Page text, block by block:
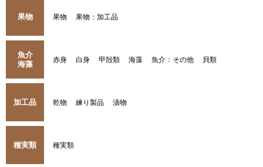
果物 果物 果物：加工品
魚介
海藻
赤身 白身 甲殻類 海藻 魚介：その他 貝類
加工品 乾物 練り製品 漬物
種実類 種実類